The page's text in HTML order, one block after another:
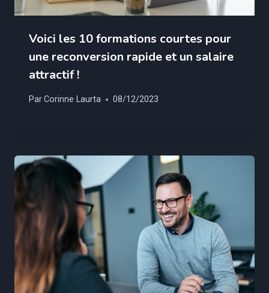
Voici les 10 formations courtes pour
une reconversion rapide et un salaire
attractif !
ParCorinne Laurta 08/12/2023